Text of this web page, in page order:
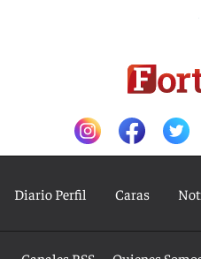
Diario Perfil Caras